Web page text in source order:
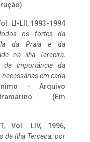
LI-LII, 1993-1994
os fortes da
da Praia e da
na ilha Terceira,
da importância da
em cada
– Arquivo
(Em
Vol. LIV, 1996,
da Ilha Terceira, por